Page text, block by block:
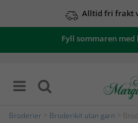
Alltid fri frakt
Fyll sommaren
Broderier Broderikit utan garn >